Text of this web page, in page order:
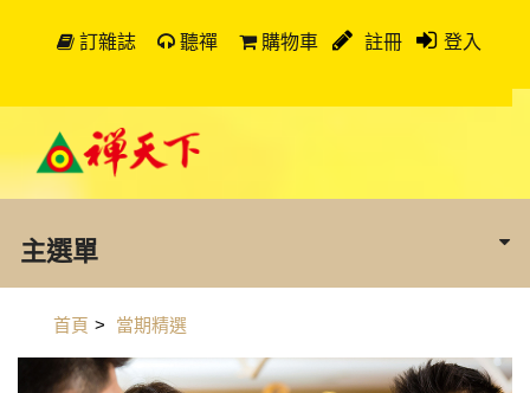
訂雜誌 聽禪 購物車 註冊 登入
主選單
首頁 > 當期精選